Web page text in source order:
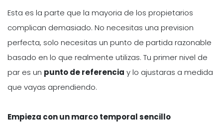
Esta es la parte que la mayoria de los propietarios
complican demasiado. No necesitas una prevision
perfecta, solo necesitas un punto de partida razonable
basado en lo que realmente utilizas. Tu primer nivel de
par es un punto de referencia y lo ajustaras a medida
que vayas aprendiendo.
Empieza con un marco temporal sencillo